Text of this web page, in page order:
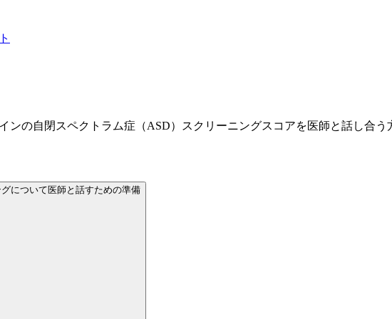
ンの自閉スペクトラム症（ASD）スクリーニングスコアを医師と話し合う
について医師と話すための準備